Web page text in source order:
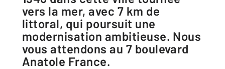
vers la mer, avec 7 km de
littoral, qui poursuit une
modernisation ambitieuse. Nous
vous attendons au 7 boulevard
Anatole France.